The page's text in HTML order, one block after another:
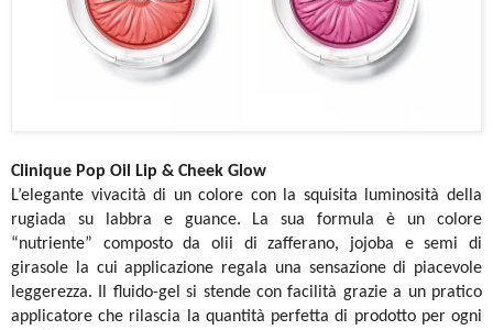
Clinique Pop Oil Lip & Cheek Glow
L’elegante vivacità di un colore con la squisita luminosità della
rugiada su labbra e guance. La sua formula è un colore
“nutriente” composto da olii di zafferano, jojoba e semi di
girasole la cui applicazione regala una sensazione di piacevole
leggerezza. Il fluido-gel si stende con facilità grazie a un pratico
applicatore che rilascia la quantità perfetta di prodotto per ogni